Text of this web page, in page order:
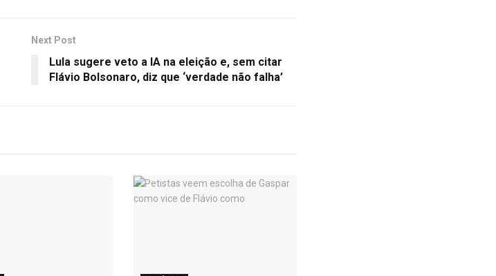
Next Post
Lula sugere veto a IA na eleição e, sem citar
Flávio Bolsonaro, diz que ‘verdade não falha’